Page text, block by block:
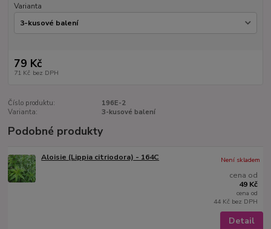
Varianta
79 Kč
71 Kč bez DPH
Číslo produktu:
196E-2
Varianta:
3-kusové balení
Podobné produkty
Aloisie (Lippia citriodora) - 164C
cena od
49 Kč
cena od
44 Kč bez DPH
Není skladem
Detail